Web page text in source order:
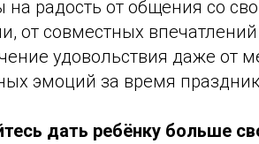
на радость от общения со
совместных
удовольствия даже от
эмоций за время
дать ребёнку больше